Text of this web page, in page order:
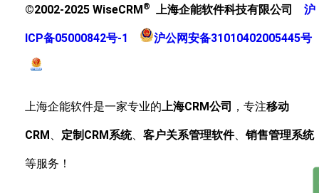
©2002-2025 WiseCRM ® 上海企能软件科技有限公司 沪
ICP备05000842号-1 沪公网安备31010402005445号
上海企能软件是一家专业的上海CRM公司 ，专注移动
CRM 、 定制CRM系统、 客户关系管理软件、销售管理系统
等服务！